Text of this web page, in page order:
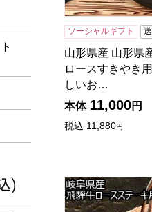
ソーシャルギフト
山形県産 山形県
ロースすきやき
しいお…
本体 11,000円
税込 11,880円
岐阜県産 岐阜県
)